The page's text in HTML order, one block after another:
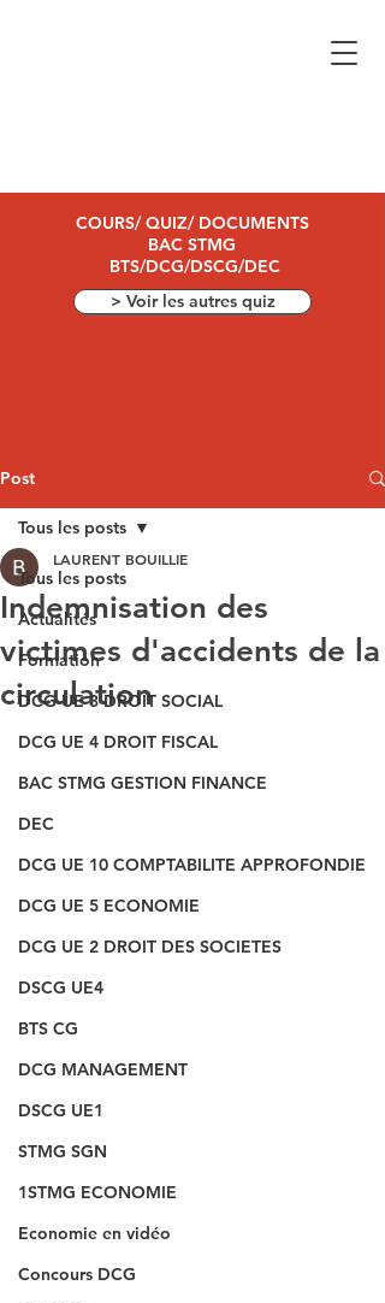
COURS/ QUIZ/ DOCUMENTS
BAC STMG
BTS/DCG/DSCG/DEC
> Voir les autres quiz
Post
Tous les posts
Actualités
Formation
DCG UE 3 DROIT SOCIAL
DCG UE 4 DROIT FISCAL
BAC STMG GESTION FINANCE
DEC
DCG UE 10 COMPTABILITE APPROFONDIE
DCG UE 5 ECONOMIE
DCG UE 2 DROIT DES SOCIETES
DSCG UE4
BTS CG
DCG MANAGEMENT
DSCG UE1
STMG SGN
1STMG ECONOMIE
Economie en vidéo
Concours DCG
Tous les posts
Indemnisation des
victimes d'accidents de la
circulation
LAURENT BOUILLIE